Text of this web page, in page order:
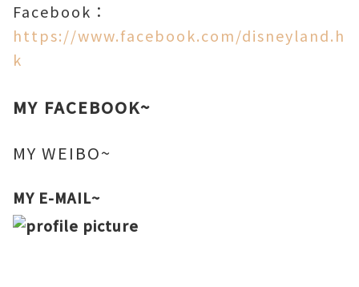
Facebook：
https://www.facebook.com/disneyland.h
k
MY FACEBOOK~
MY WEIBO~
MY E-MAIL~